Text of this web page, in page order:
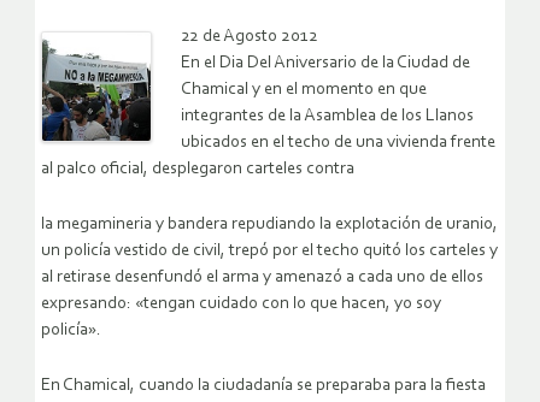
22 de Agosto 2012
En el Dia Del Aniversario de la Ciudad de
Chamical y en el momento en que
integrantes de la Asamblea de los Llanos
ubicados en el techo de una vivienda frente
al palco oficial, desplegaron carteles contra
la megamineria y bandera repudiando la explotación de uranio,
un policía vestido de civil, trepó por el techo quitó los carteles y
al retirase desenfundó el arma y amenazó a cada uno de ellos
expresando: «tengan cuidado con lo que hacen, yo soy
policía».
En Chamical, cuando la ciudadanía se preparaba para la fiesta